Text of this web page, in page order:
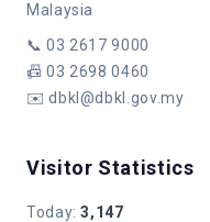
Malaysia
📞03 2617 9000
📠03 2698 0460
✉️dbkl@dbkl.gov.my
Visitor Statistics
Today:3,147